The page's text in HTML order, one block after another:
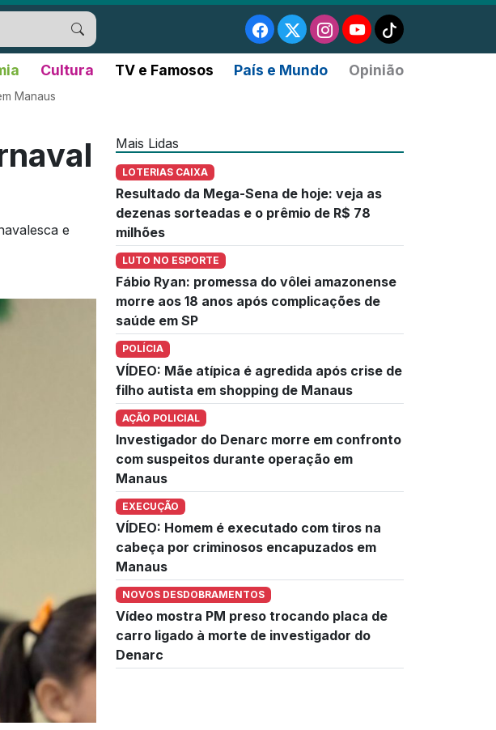
Cultura TV e Famosos País e Mundo Opinião
Manaus
e
Mais Lidas
LOTERIAS CAIXA
Resultado da Mega-Sena de hoje: veja as
dezenas sorteadas e o prêmio de R$ 78
milhões
LUTO NO ESPORTE
Fábio Ryan: promessa do vôlei amazonense
morre aos 18 anos após complicações de
saúde em SP
POLÍCIA
VÍDEO: Mãe atípica é agredida após crise de
filho autista em shopping de Manaus
AÇÃO POLICIAL
Investigador do Denarc morre em confronto
com suspeitos durante operação em
Manaus
EXECUÇÃO
VÍDEO: Homem é executado com tiros na
cabeça por criminosos encapuzados em
Manaus
NOVOS DESDOBRAMENTOS
Vídeo mostra PM preso trocando placa de
carro ligado à morte de investigador do
Denarc